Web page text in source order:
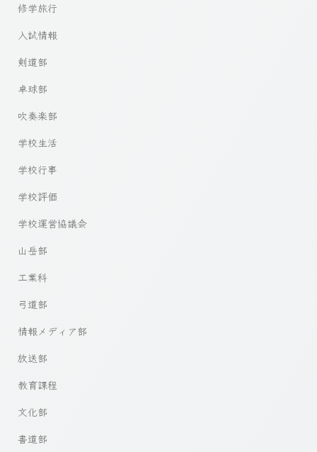
修学旅行
入試情報
剣道部
卓球部
吹奏楽部
学校生活
学校行事
学校評価
学校運営協議会
山岳部
工業科
弓道部
情報メディア部
放送部
教育課程
文化部
書道部